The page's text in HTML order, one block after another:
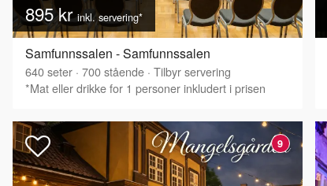
895 krinkl. servering*
Samfunnssalen - Samfunnssalen
640seter · 700stående · Tilbyr servering
*Mat eller drikke for 1 personer inkludert i prisen
9